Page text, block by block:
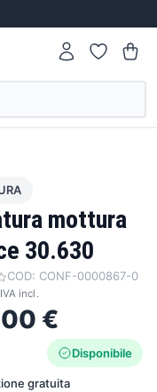
mottura
30.630
COD: CONF-0000867-0
incl.
€
Disponibile
gratuita